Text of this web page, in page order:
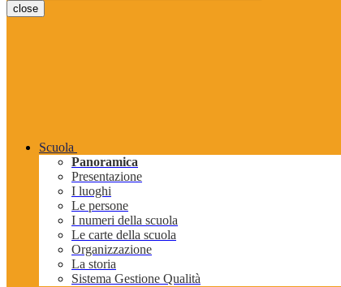
close
Scuola
Panoramica
Presentazione
I luoghi
Le persone
I numeri della scuola
Le carte della scuola
Organizzazione
La storia
Sistema Gestione Qualità